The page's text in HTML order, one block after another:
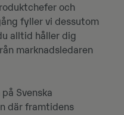
och
fyller vi dessutom
alltid håller dig
marknadsledaren
Svenska
där framtidens